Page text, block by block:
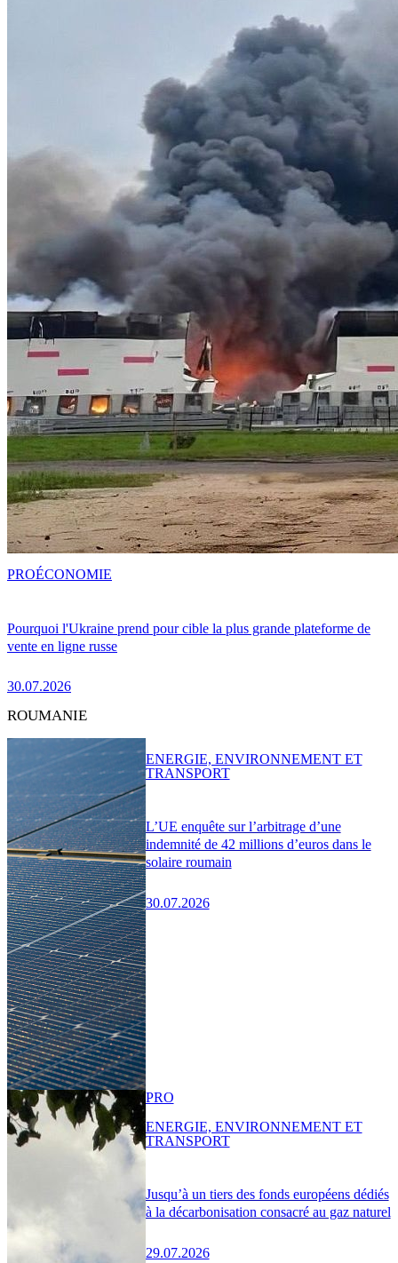
Pourquoi l'Ukraine prend pour cible la plus grande plateforme de
vente en ligne russe
30.07.2026
PROÉCONOMIE
ROUMANIE
L’UE enquête sur l’arbitrage d’une
indemnité de 42 millions d’euros dans le
solaire roumain
30.07.2026
ENERGIE, ENVIRONNEMENT ET
TRANSPORT
Jusqu’à un tiers des fonds européens dédiés
à la décarbonisation consacré au gaz naturel
29.07.2026
PRO
ENERGIE, ENVIRONNEMENT ET
TRANSPORT